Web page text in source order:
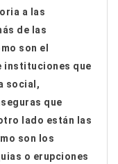
a las
de las
son el
instituciones que
social,
que
lado están las
son los
o erupciones